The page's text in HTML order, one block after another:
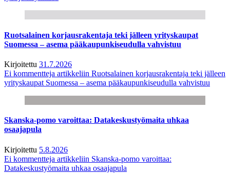
Ruotsalainen korjausrakentaja teki jälleen yrityskaupat
Suomessa – asema pääkaupunkiseudulla vahvistuu
Kirjoitettu 31.7.2026
Ei kommentteja artikkeliin Ruotsalainen korjausrakentaja teki jälleen
yrityskaupat Suomessa – asema pääkaupunkiseudulla vahvistuu
Skanska-pomo varoittaa: Datakeskustyömaita uhkaa
osaajapula
Kirjoitettu 5.8.2026
Ei kommentteja artikkeliin Skanska-pomo varoittaa:
Datakeskustyömaita uhkaa osaajapula